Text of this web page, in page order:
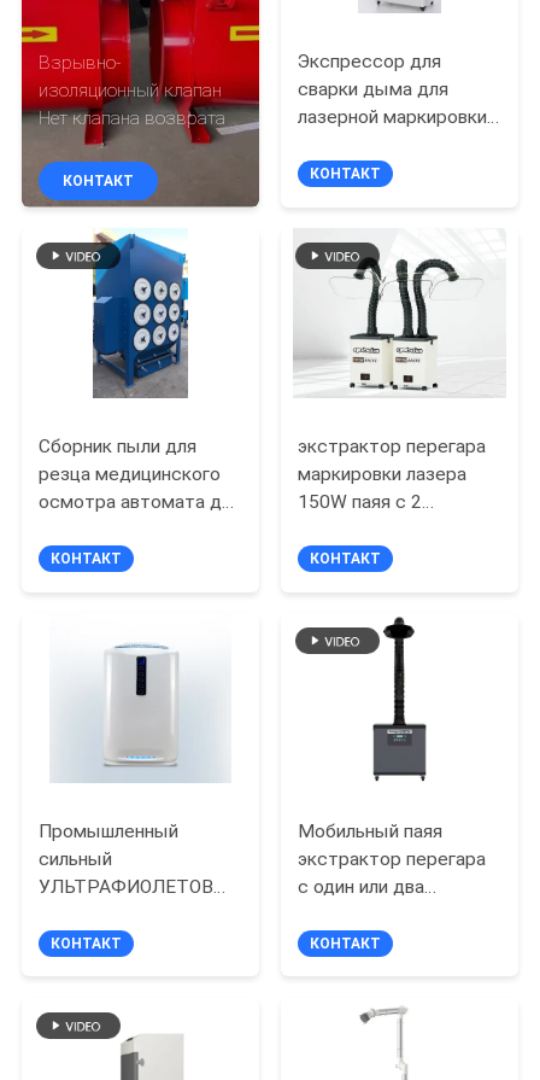
КАЧЕСТВА
СВЯЖИТЕСЬ
МЫ
СПРОСИТЕ
ЦИТАТУ
КАРТА
САЙТА
PRIVACY
POLICY
Взрывно-
изоляционный клапан
Нет клапана возврата
КОНТАКТ
Экспрессор для
сварки дыма для
лазерной маркировки
управлением и
КОНТАКТ
Сборник пыли для
резца медицинского
осмотра автомата для
фильтрами патрона
КОНТАКТ
экстрактор перегара
маркировки лазера
150W паяя с 2
трубами
КОНТАКТ
Промышленный
сильный
УЛЬТРАФИОЛЕТОВЫЙ
45W для больницы
КОНТАКТ
Мобильный паяя
экстрактор перегара
с один или два
для автомата для
КОНТАКТ